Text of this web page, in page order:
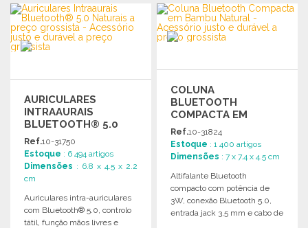
ENCOMENDAR
Solicitar um orçamento
Solicitar um orçamento
AURICULARES
INTRAAURAIS
BLUETOOTH® 5.0
NATURAIS
Ref.10-31750
Estoque : 6 494 artigos
Dimensões : 6.8 x 4.5 x 2.2
cm
Auriculares intra-auriculares
com Bluetooth® 5.0, controlo
tátil, função mãos livres e
COLUNA
BLUETOOTH
COMPACTA EM
BAMBU NATURAL
Ref.10-31824
Estoque : 1 400 artigos
Dimensões : 7 x 7.4 x 4.5 cm
Altifalante Bluetooth
compacto com potência de
3W, conexão Bluetooth 5.0,
entrada jack 3,5 mm e cabo de